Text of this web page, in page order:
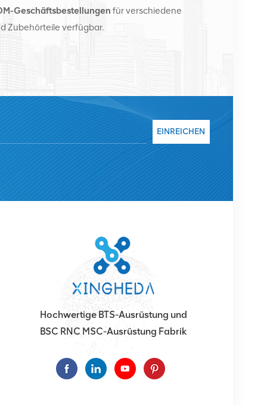
stellen Basisstationen bereit und
mit
Wir werden unseren internationalen Marktanteil
Dienstleistungen, angemessene Preise
Geschäftsbestellungen für verschiedene
Zubehörteile verfügbar.
EINREICHEN
Hochwertige BTS-Ausrüstung und
BSC RNC MSC-Ausrüstung Fabrik